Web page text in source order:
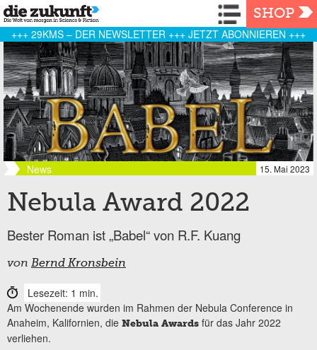
Navigation
SHOP
+++ 29KMS – DER NEWSLETTER +++ JETZT ABONNIEREN +++
News 15. Mai 2023
Nebula Award 2022
Bester Roman ist „Babel“ von R.F. Kuang
von Bernd Kronsbein
Lesezeit: 1 min.
Am Wochenende wurden im Rahmen der Nebula Conference in
Anaheim, Kalifornien, die Nebula Awards für das Jahr 2022
verliehen.